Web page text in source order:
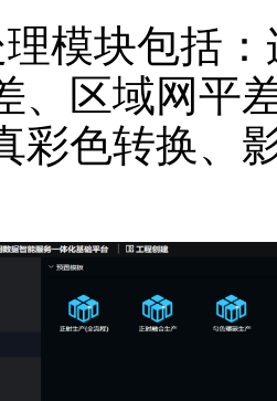
模块包括
、区域网平
彩色转换、